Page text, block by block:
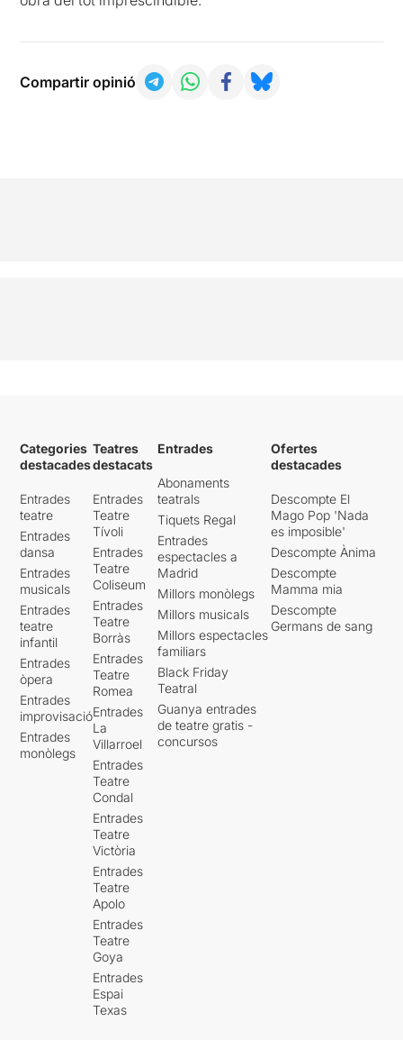
Compartir opinió
Categories
destacades
Entrades
teatre
Entrades
dansa
Entrades
musicals
Entrades
teatre
infantil
Entrades
òpera
Entrades
improvisació
Entrades
monòlegs
Teatres
destacats
Entrades
Teatre
Tívoli
Entrades
Teatre
Coliseum
Entrades
Teatre
Borràs
Entrades
Teatre
Romea
Entrades
La
Villarroel
Entrades
Teatre
Condal
Entrades
Teatre
Victòria
Entrades
Teatre
Apolo
Entrades
Teatre
Goya
Entrades
Espai
Texas
Entrades
Abonaments
teatrals
Tiquets Regal
Entrades
espectacles a
Madrid
Millors monòlegs
Millors musicals
Millors espectacles
familiars
Black Friday
Teatral
Guanya entrades
de teatre gratis -
concursos
Ofertes
destacades
Descompte El
Mago Pop 'Nada
es imposible'
Descompte Ànima
Descompte
Mamma mia
Descompte
Germans de sang